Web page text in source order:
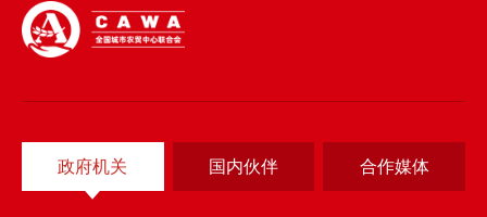
政府机关 国内伙伴 合作媒体